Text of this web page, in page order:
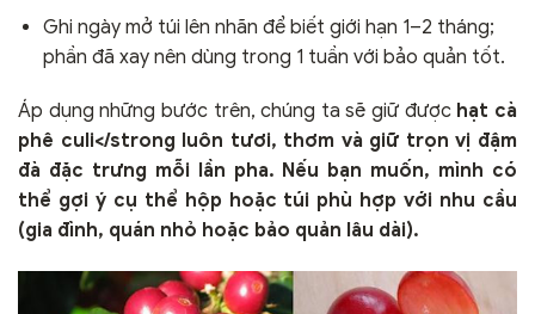
Ghi ngày mở túi lên nhãn để biết giới hạn 1–2 tháng;
phần đã xay nên dùng trong 1 tuần với bảo quản tốt.
Áp dụng những bước trên, chúng ta sẽ giữ được hạt cà
phê culi</strong luôn tươi, thơm và giữ trọn vị đậm
đà đặc trưng mỗi lần pha. Nếu bạn muốn, mình có
thể gợi ý cụ thể hộp hoặc túi phù hợp với nhu cầu
(gia đình, quán nhỏ hoặc bảo quản lâu dài).